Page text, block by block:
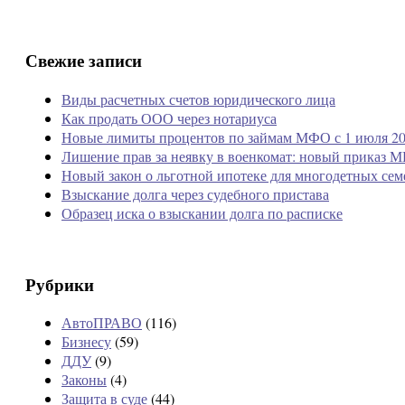
Свежие записи
Виды расчетных счетов юридического лица
Как продать ООО через нотариуса
Новые лимиты процентов по займам МФО с 1 июля
Лишение прав за неявку в военкомат: новый приказ
Новый закон о льготной ипотеке для многодетных
Взыскание долга через судебного пристава
Образец иска о взыскании долга по расписке
Рубрики
АвтоПРАВО (116)
Бизнесу(59)
ДДУ(9)
Законы(4)
Защита в суде(44)